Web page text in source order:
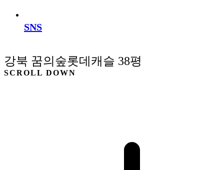
SNS
강북 꿈의숲롯데캐슬 38평
SCROLL DOWN